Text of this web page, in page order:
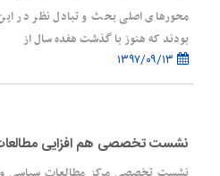
محورهای اصلی بحث و تبادل نظر در
بودند که هنوز با گذشت هفده سال از
نشست تخصصی هم افزایی مطالعات